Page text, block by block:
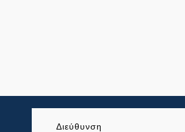
Διεύθυνση